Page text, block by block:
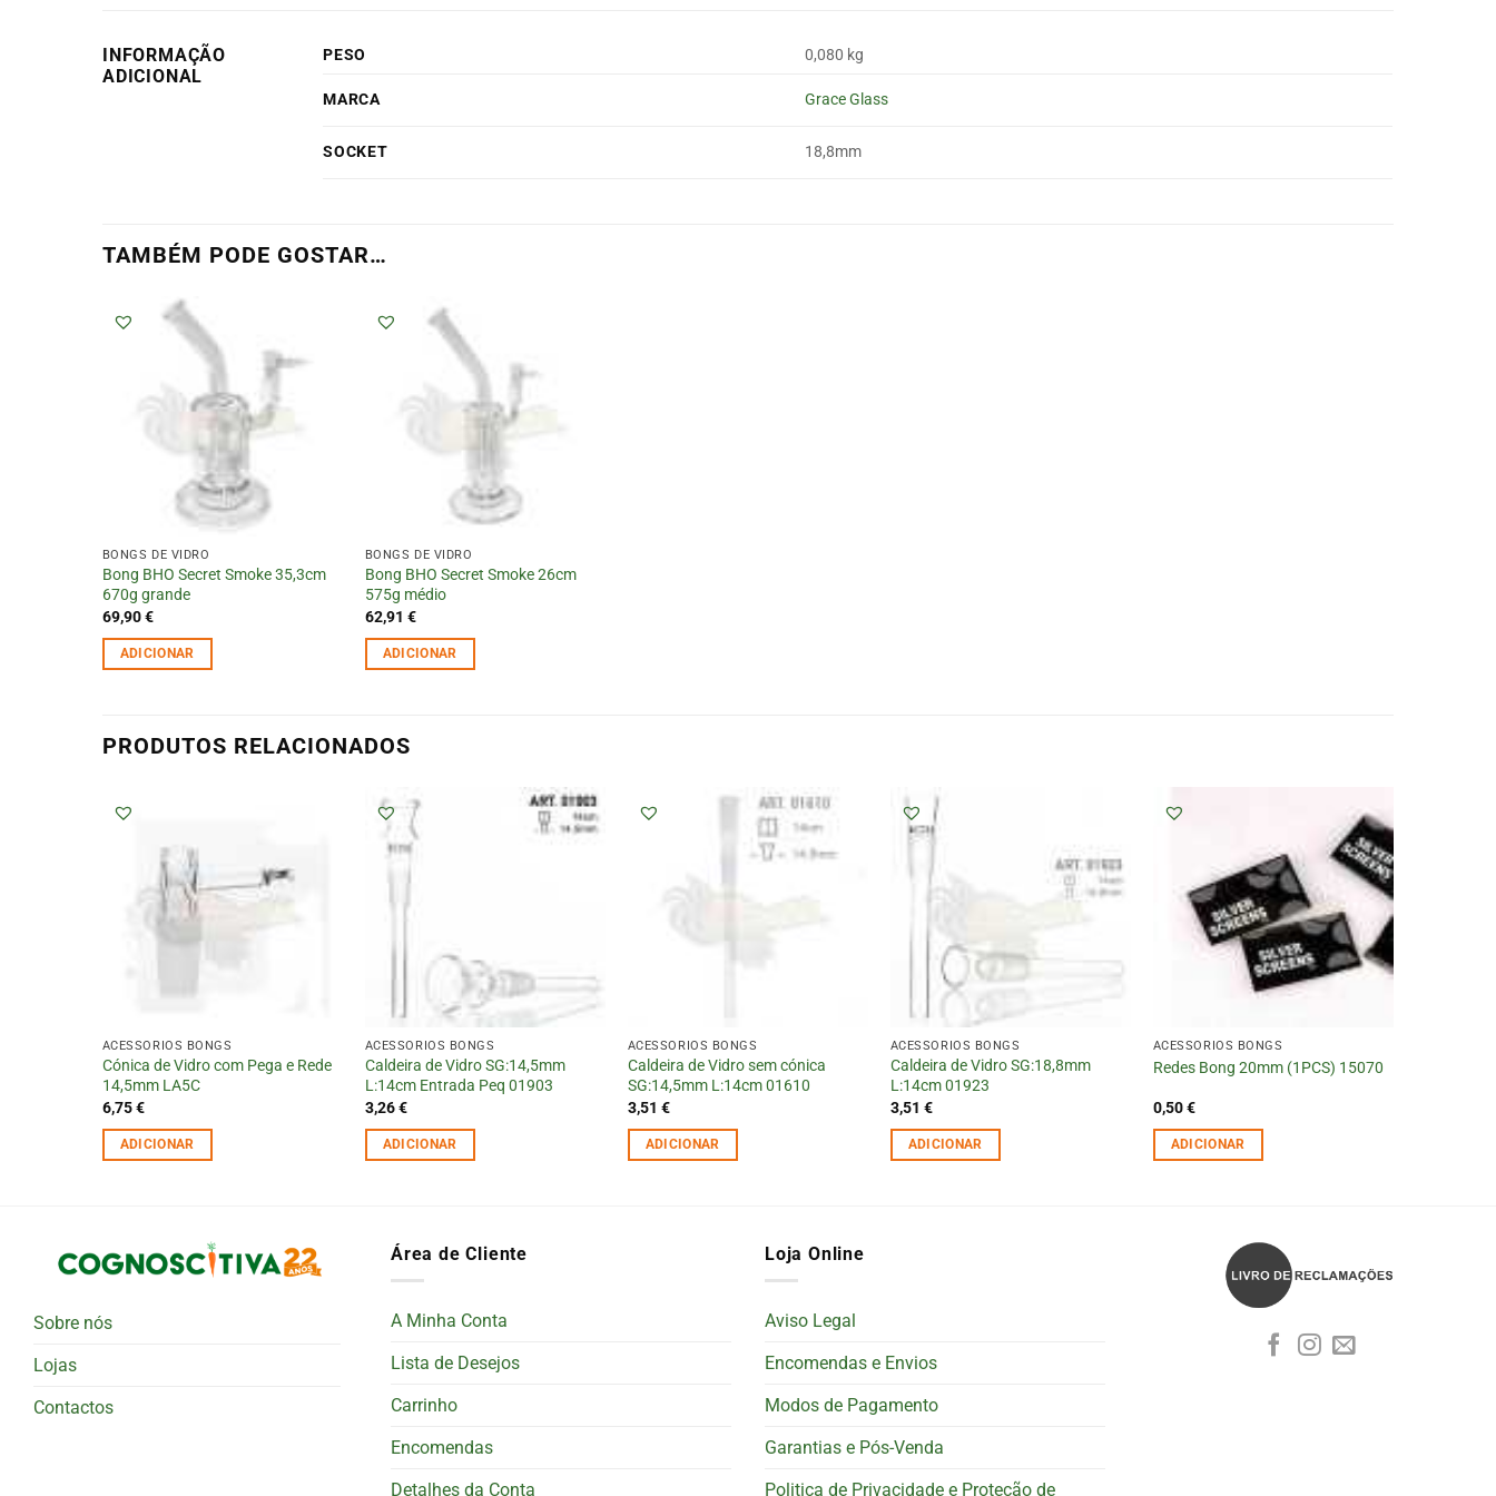
INFORMAÇÃO
ADICIONAL
PESO 0,080 kg
MARCA Grace Glass
SOCKET 18,8mm
TAMBÉM PODE GOSTAR…
BONGS DE VIDRO
Bong BHO Secret Smoke 35,3cm
670g grande
69,90€
ADICIONAR
BONGS DE VIDRO
Bong BHO Secret Smoke 26cm
575g médio
62,91 €
ADICIONAR
PRODUTOS RELACIONADOS
ACESSÓRIOS BONGS
Cónica de Vidro com Pega e Rede
14,5mm LA5C
6,75€
ADICIONAR
ACESSÓRIOS BONGS
Caldeira de Vidro SG:14,5mm
L:14cm Entrada Peq 01903
3,26€
ADICIONAR
ACESSÓRIOS BONGS
Caldeira de Vidro sem cónica
SG:14,5mm L:14cm 01610
3,51 €
ADICIONAR
ACESSÓRIOS BONGS
Caldeira de Vidro SG:18,8mm
L:14cm 01923
3,51 €
ADICIONAR
ACESSÓRIOS BONGS
Redes Bong 20mm (1PCS) 15070
0,50€
ADICIONAR
Sobre nós
Lojas
Contactos
Área de Cliente
A Minha Conta
Lista de Desejos
Carrinho
Encomendas
Detalhes da Conta
Loja Online
Aviso Legal
Encomendas e Envios
Modos de Pagamento
Garantias e Pós-Venda
Politica de Privacidade e Proteção de